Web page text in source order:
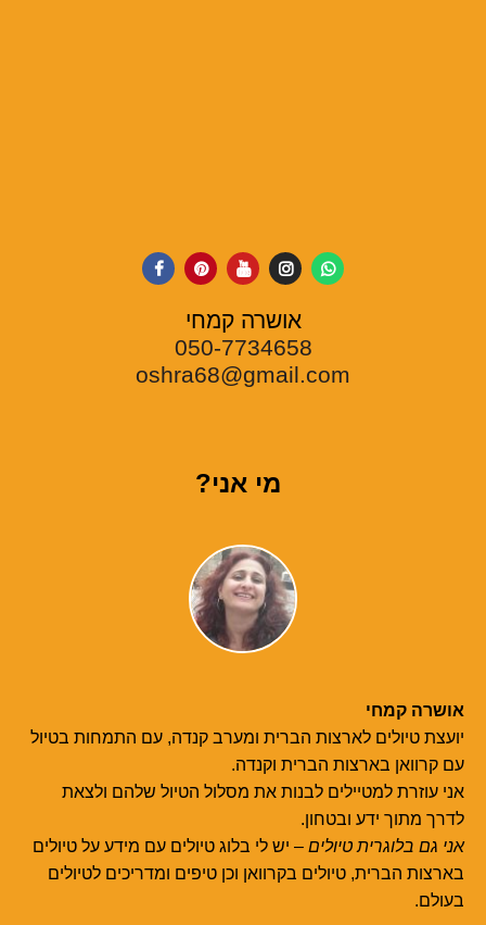
אושרה קמחי
050-7734658
oshra68@gmail.com
מי אני?
אושרה קמחי
יועצת טיולים לארצות הברית ומערב קנדה, עם התמחות בטיול
עם קרוואן בארצות הברית וקנדה.
אני עוזרת למטיילים לבנות את מסלול הטיול שלהם ולצאת
לדרך מתוך ידע ובטחון.
אני גם בלוגרית טיולים – יש לי בלוג טיולים עם מידע על טיולים
בארצות הברית, טיולים בקרוואן וכן טיפים ומדריכים לטיולים
בעולם.